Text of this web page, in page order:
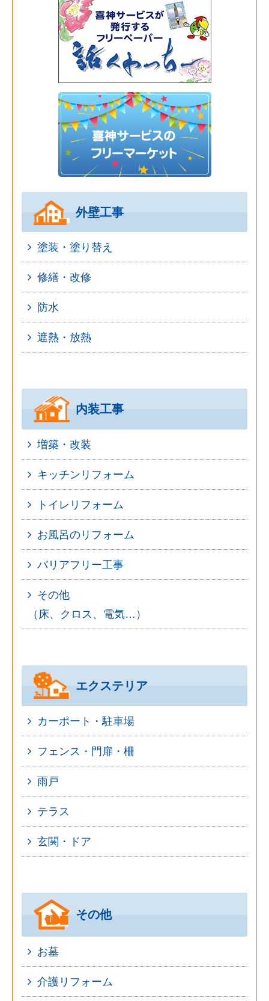
外壁工事
塗装・塗り替え
修繕・改修
防水
遮熱・放熱
内装工事
増築・改装
キッチンリフォーム
トイレリフォーム
お風呂のリフォーム
バリアフリー工事
その他
（床、クロス、電気…）
エクステリア
カーポート・駐車場
フェンス・門扉・柵
雨戸
テラス
玄関・ドア
その他
お墓
介護リフォーム